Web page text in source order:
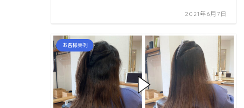
2021年6月7日
お客様実例